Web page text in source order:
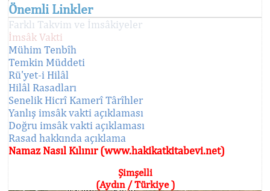
Önemli Linkler
Farklı Takvim ve İmsâkiyeler
İmsâk Vakti
Mühim Tenbîh
Temkin Müddeti
Rü'yet-i Hilâl
Hilâl Rasadları
Senelik Hicrî Kamerî Târîhler
Yanlış imsâk vakti açıklaması
Doğru imsâk vakti açıklaması
Rasad hakkında açıklama
Namaz Nasıl Kılınır (www.hakikatkitabevi.net)
Şimşelli
(Aydın / Türkiye )